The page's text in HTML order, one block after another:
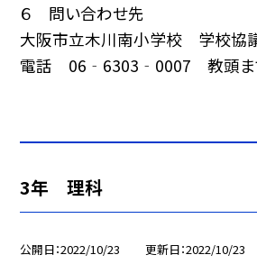
６ 問い合わせ先
大阪市立木川南小学校 学校協
電話 06‐6303‐0007 教頭ま
3年 理科
公開日 2022/10/23 更新日 2022/10/23